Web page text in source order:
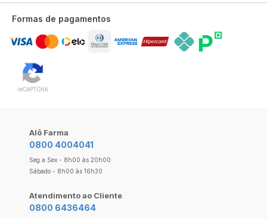
Formas de pagamentos
Alô Farma
0800 4004041
Seg a Sex - 8h00 às 20h00
Sábado - 8h00 às 16h30
Atendimento ao Cliente
0800 6436464